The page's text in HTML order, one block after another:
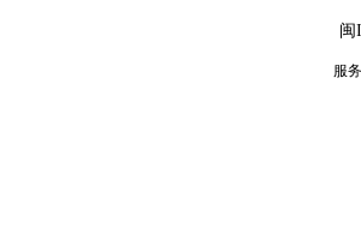
闽
服